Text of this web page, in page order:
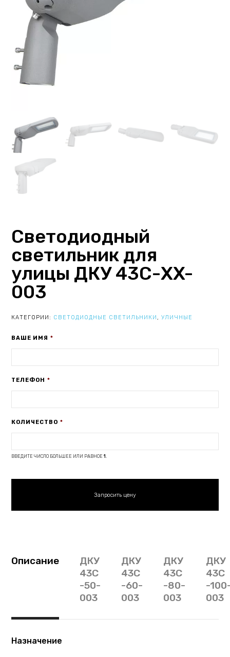
Светодиодный
светильник для
улицы ДКУ 43С-XX-
003
КАТЕГОРИИ: СВЕТОДИОДНЫЕ СВЕТИЛЬНИКИ ,УЛИЧНЫЕ
ВАШЕ ИМЯ *
ТЕЛЕФОН *
КОЛИЧЕСТВО *
ВВЕДИТЕ ЧИСЛО БОЛЬШЕЕ ИЛИ РАВНОЕ1
Описание
ДКУ
43С
-50-
003
ДКУ
43С
-60-
003
ДКУ
43С
-80-
003
ДКУ
43С
-
003
Назначение